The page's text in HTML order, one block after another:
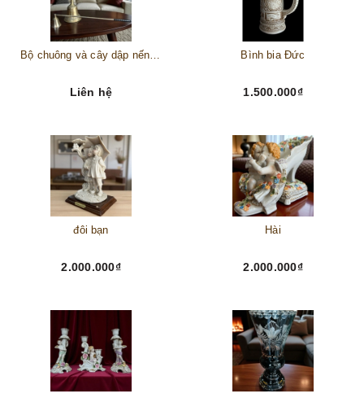
Bộ chuông và cây dập nến đồng
Liên hệ
Bình bia Đức
1.500.000₫
đôi bạn
2.000.000₫
Hài
2.000.000₫